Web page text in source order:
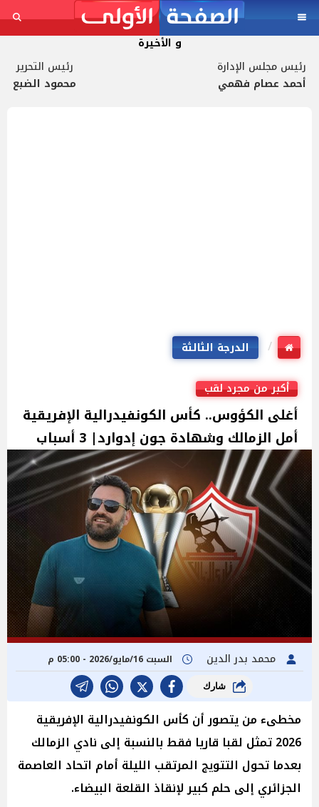
و الأخيرة
رئيس مجلس الإدارة
أحمد عصام فهمي
رئيس التحرير
محمود الضبع
الدرجة الثالثة
أكبر من مجرد لقب
أغلى الكؤوس.. كأس الكونفيدرالية الإفريقية
أمل الزمالك وشهادة جون إدوارد| 3 أسباب
محمد بدر الدين السبت 16/مايو/2026 - 05:00 م
شارك
مخطىء من يتصور أن كأس الكونفيدرالية الإفريقية
2026 تمثل لقبا قاريا فقط بالنسبة إلى نادي الزمالك
بعدما تحول التتويج المرتقب الليلة أمام اتحاد العاصمة
الجزائري إلى حلم كبير لإنقاذ القلعة البيضاء.